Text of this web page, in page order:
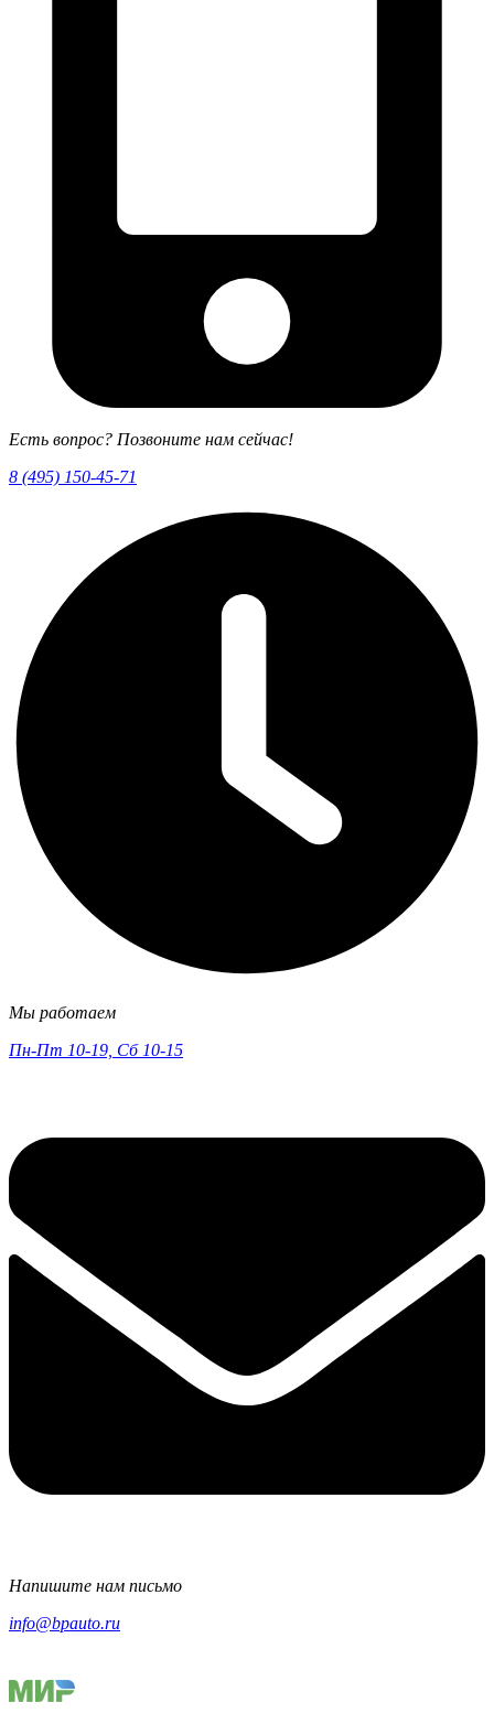
Есть вопрос? Позвоните нам сейчас!
8 (495) 150-45-71
Мы работаем
Пн-Пт 10-19, Сб 10-15
Напишите нам письмо
info@bpauto.ru